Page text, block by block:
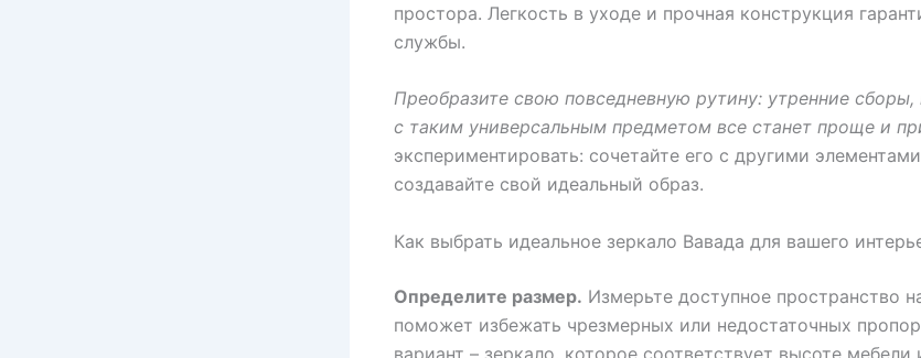
простора. Легкость в уходе и прочная конструкция
службы.
Преобразите свою повседневную рутину: утренние
с таким универсальным предметом все станет проще и
экспериментировать: сочетайте его с другими
создавайте свой идеальный образ.
Как выбрать идеальное зеркало Вавада для вашего
Определите размер. Измерьте доступное пространство
поможет избежать чрезмерных или недостаточных
вариант – зеркало, которое соответствует высоте мебели